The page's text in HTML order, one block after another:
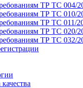
ТР ТС 004/
ТР ТС 010/
ТР ТС 011/
ТР ТС 020/
ТР ТС 032/